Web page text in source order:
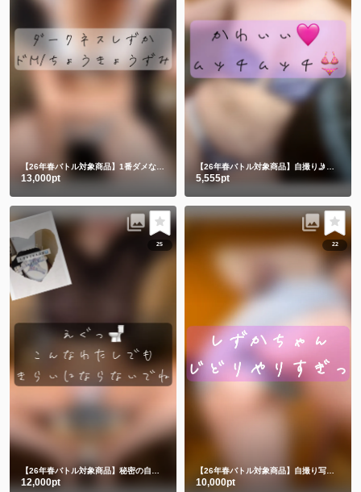
【26年春バトル対象商品】1番ダメなヤツ💔自撮り🤳
13,000pt 5,555pt
25
【26年春バトル対象商品】秘密の自撮り👙🚽🤳🈲
12,000pt
22
【26年春バトル対象商品】自撮り写真とミニムービー5️⃣
10,000pt